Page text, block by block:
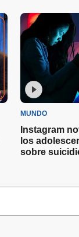
MUNDO
Instagram
los
sobre